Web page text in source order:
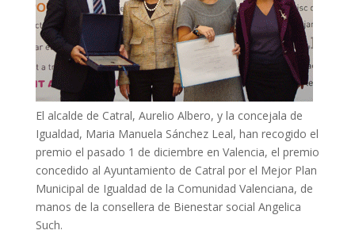
El alcalde de Catral, Aurelio Albero, y la concejala de
Igualdad, Maria Manuela Sánchez Leal, han recogido el
premio el pasado 1 de diciembre en Valencia, el premio
concedido al Ayuntamiento de Catral por el Mejor Plan
Municipal de Igualdad de la Comunidad Valenciana, de
manos de la consellera de Bienestar social Angelica
Such.